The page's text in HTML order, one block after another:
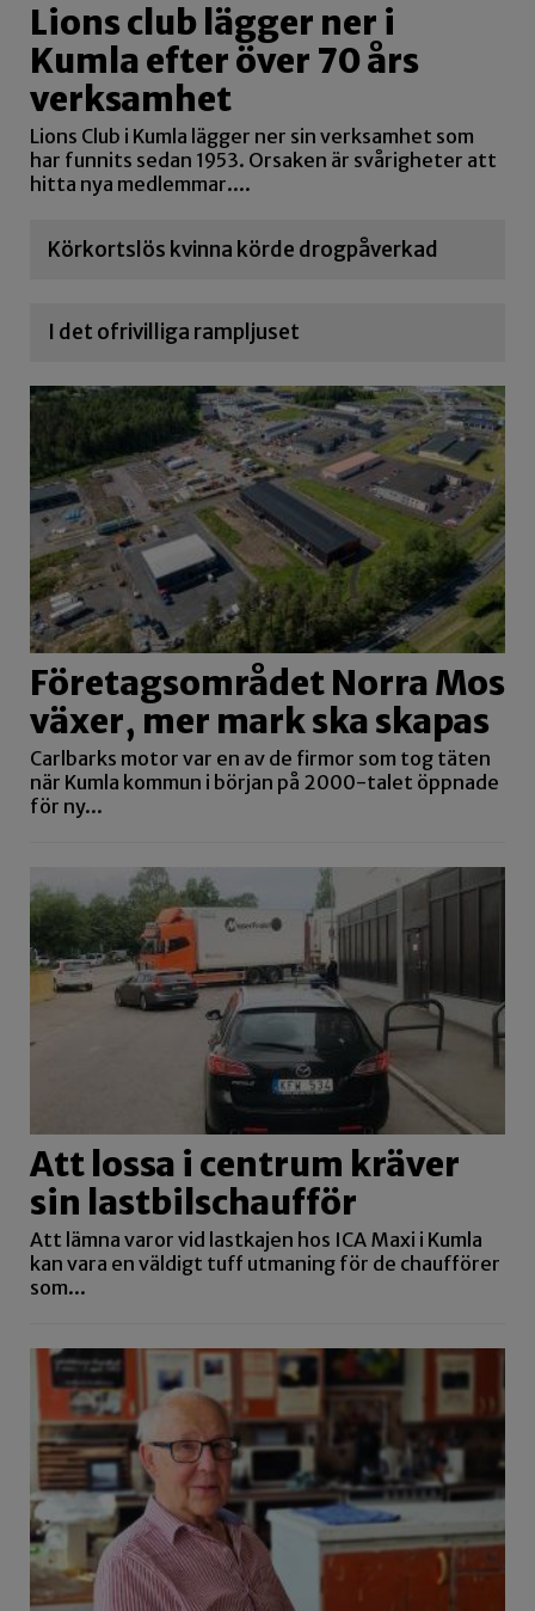
Lions club lägger ner i
Kumla efter över 70 års
verksamhet
Lions Club i Kumla lägger ner sin verksamhet som
har funnits sedan 1953. Orsaken är svårigheter att
hitta nya medlemmar....
Körkortslös kvinna körde drogpåverkad
I det ofrivilliga rampljuset
Företagsområdet Norra Mos
växer, mer mark ska skapas
Carlbarks motor var en av de firmor som tog täten
när Kumla kommun i början på 2000-talet öppnade
för ny...
Att lossa i centrum kräver
sin lastbilschaufför
Att lämna varor vid lastkajen hos ICA Maxi i Kumla
kan vara en väldigt tuff utmaning för de chaufförer
som...